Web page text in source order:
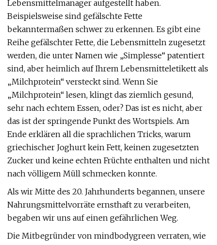
Lebensmittelmanager aufgestellt haben.
Beispielsweise sind gefälschte Fette
bekanntermaßen schwer zu erkennen. Es gibt eine
Reihe gefälschter Fette, die Lebensmitteln zugesetzt
werden, die unter Namen wie „Simplesse“ patentiert
sind, aber heimlich auf Ihrem Lebensmitteletikett als
„Milchprotein“ versteckt sind. Wenn Sie
„Milchprotein“ lesen, klingt das ziemlich gesund,
sehr nach echtem Essen, oder? Das ist es nicht, aber
das ist der springende Punkt des Wortspiels. Am
Ende erklären all die sprachlichen Tricks, warum
griechischer Joghurt kein Fett, keinen zugesetzten
Zucker und keine echten Früchte enthalten und nicht
nach völligem Müll schmecken konnte.
Als wir Mitte des 20. Jahrhunderts begannen, unsere
Nahrungsmittelvorräte ernsthaft zu verarbeiten,
begaben wir uns auf einen gefährlichen Weg.
Die Mitbegründer von mindbodygreen verraten, wie